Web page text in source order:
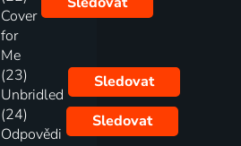
Cover
for
Me
(23)
Unbridled
Sledovat
(24)
Odpovědi
Sledovat